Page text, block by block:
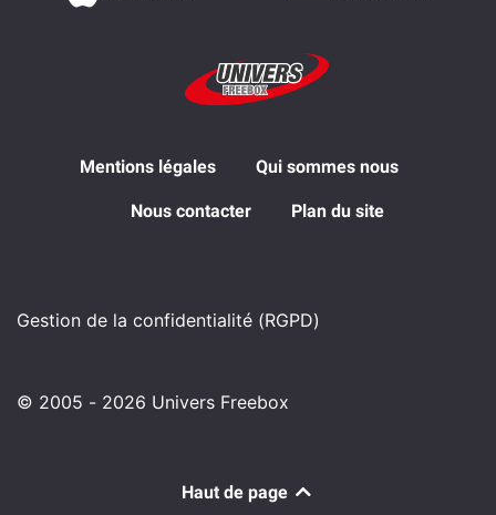
Mentions légales Qui sommes nous
Nous contacter Plan du site
Gestion de la confidentialité (RGPD)
© 2005 - 2026 Univers Freebox
Haut de page